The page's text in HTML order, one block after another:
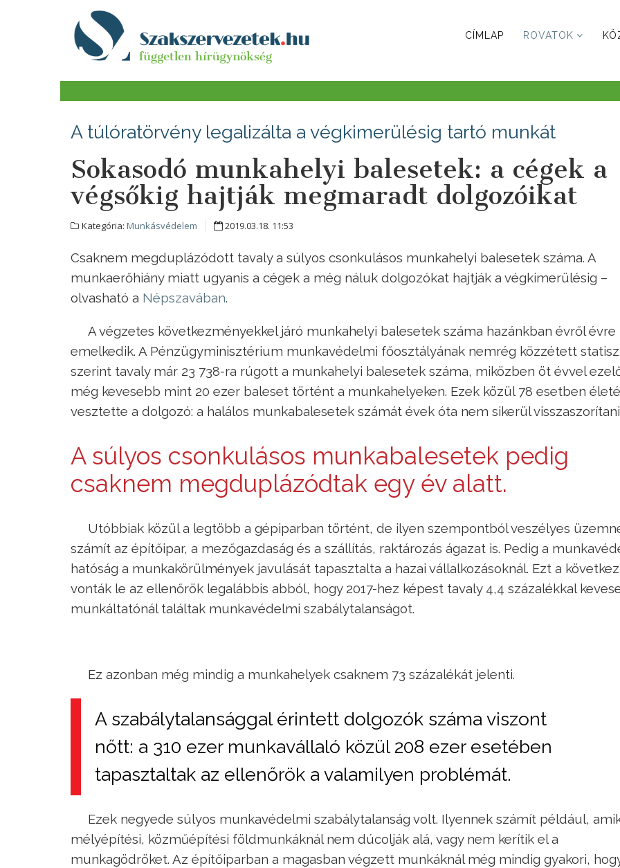
CÍMLAP ROVATOK
A túlóratörvény legalizálta a végkimerülésig tartó munkát
Sokasodó munkahelyi balesetek: a cégek a
végsőkig hajtják megmaradt dolgozóikat
Kategória: Munkásvédelem 2019.03.18. 11:53
Csaknem megduplázódott tavaly a súlyos csonkulásos munkahelyi balesetek száma. A
munkaerőhiány miatt ugyanis a cégek a még náluk dolgozókat hajtják a végkimerülésig –
olvasható a Népszavában.
A végzetes következményekkel járó munkahelyi balesetek száma hazánkban évről évre
emelkedik. A Pénzügyminisztérium munkavédelmi főosztályának nemrég közzétett
szerint tavaly már 23 738-ra rúgott a munkahelyi balesetek száma, miközben öt évvel
még kevesebb mint 20 ezer baleset történt a munkahelyeken. Ezek közül 78 esetben
vesztette a dolgozó: a halálos munkabalesetek számát évek óta nem sikerül
A súlyos csonkulásos munkabalesetek pedig
csaknem megduplázódtak egy év alatt.
Utóbbiak közül a legtöbb a gépiparban történt, de ilyen szempontból veszélyes
számít az építőipar, a mezőgazdaság és a szállítás, raktározás ágazat is. Pedig a
hatóság a munkakörülmények javulását tapasztalta a hazai vállalkozásoknál. Ezt a
vonták le az ellenőrök legalábbis abból, hogy 2017-hez képest tavaly 4,4 százalékkal
munkáltatónál találtak munkavédelmi szabálytalanságot.
Ez azonban még mindig a munkahelyek csaknem 73 százalékát jelenti.
A szabálytalansággal érintett dolgozók száma viszont
nőtt: a 310 ezer munkavállaló közül 208 ezer esetében
tapasztaltak az ellenőrök a valamilyen problémát.
Ezek negyede súlyos munkavédelmi szabálytalanság volt. Ilyennek számít például,
mélyépítési, közműépítési földmunkáknál nem dúcolják alá, vagy nem kerítik el a
munkagödröket. Az építőiparban a magasban végzett munkáknál még mindig gyakori,